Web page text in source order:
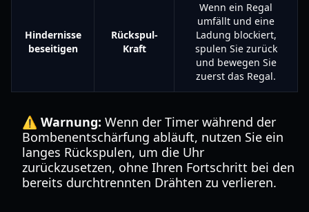
Hindernisse
beseitigen
Rückspul-
Kraft
Wenn ein Regal
umfällt und eine
Ladung blockiert,
spulen Sie zurück
und bewegen Sie
zuerst das Regal.
⚠️ Warnung: Wenn der Timer während der
Bombenentschärfung abläuft, nutzen Sie ein
langes Rückspulen, um die Uhr
zurückzusetzen, ohne Ihren Fortschritt bei den
bereits durchtrennten Drähten zu verlieren.